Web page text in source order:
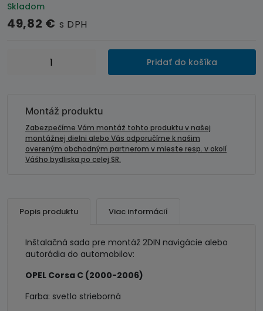
Skladom
49,82 € s DPH
množstvo
Inštalačná
2DIN-
autorádiá
OPEL
2006)
Pridať do košíka
Montáž produktu
Zabezpečíme Vám montáž tohto produktu v našej
montážnej dielni alebo Vás odporučíme k našim
overeným obchodným partnerom v mieste resp. v okolí
Vášho bydliska po celej SR.
Popis produktu Viac informácií
Inštalačná sada pre montáž 2DIN navigácie alebo
autorádia do automobilov:
OPEL Corsa C (2000-2006)
Farba: svetlo strieborná